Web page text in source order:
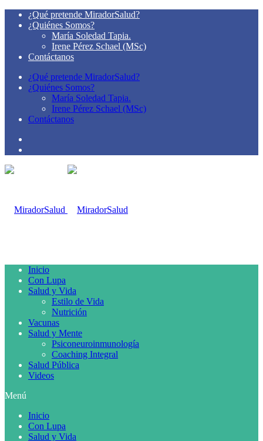
¿Qué pretende MiradorSalud?
¿Quiénes Somos?
María Soledad Tapia.
Irene Pérez Schael (MSc)
Contáctanos
¿Qué pretende MiradorSalud?
¿Quiénes Somos?
María Soledad Tapia.
Irene Pérez Schael (MSc)
Contáctanos
Inicio
Con Lupa
Salud y Vida
Estilo de Vida
Nutrición
Vacunas
Salud y Mente
Psiconeuroinmunología
Coaching Integral
Salud Pública
Videos
Menú
Inicio
Con Lupa
Salud y Vida